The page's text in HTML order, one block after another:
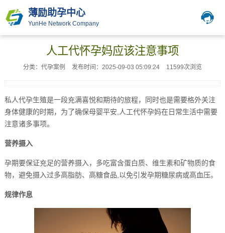
薄励助孕中心
YunHe Network Company
人工代怀孕妈应该注意事项
分类：代孕案例 发布时间：2025-09-03 05:09:24 11599次浏览
私人代孕生殖是一段充满喜悦和期待的旅程，同时也是需要格外关注
身体健康的时期，为了确保母婴平安,人工代怀孕妈在日常生活中需要
注意诸多事项。
营养摄入
孕期要保证充足的营养摄入，多吃富含蛋白质、维生素和矿物质的食
物，避免摄入过多高脂肪、高糖食品,以免引发孕期糖尿病或高血压。
规律作息